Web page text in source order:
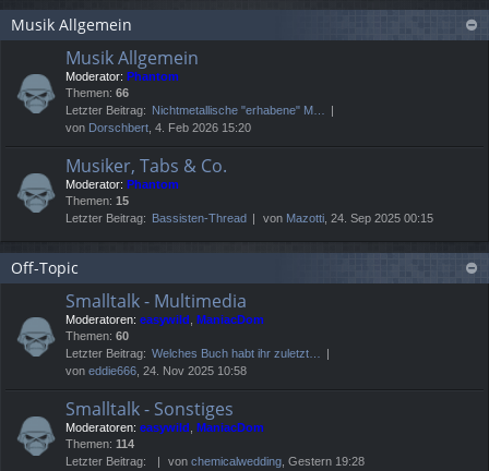
Musik Allgemein
Musik Allgemein
Moderator: Phantom
Themen: 66
Letzter Beitrag: Nichtmetallische "erhabene" M…
von Dorschbert , 4. Feb 2026 15:20
Musiker, Tabs & Co.
Moderator: Phantom
Themen: 15
Letzter Beitrag: Bassisten-Thread von Mazotti , 24. Sep 2025 00:15
Off-Topic
Smalltalk - Multimedia
Moderatoren: easywild ManiacDom
Themen: 60
Letzter Beitrag: Welches Buch habt ihr zuletzt…
von eddie666 , 24. Nov 2025 10:58
Smalltalk - Sonstiges
Moderatoren: easywild ManiacDom
Themen: 114
Letzter Beitrag:
von chemicalwedding , Gestern 19:28